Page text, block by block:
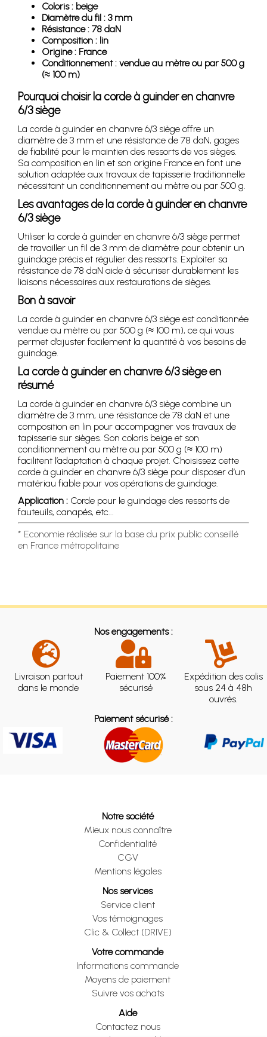
Coloris : beige
Diamètre du fil : 3 mm
Résistance : 78 daN
Composition : lin
Origine : France
Conditionnement : vendue au mètre ou par 500 g
(≈ 100 m)
Pourquoi choisir la corde à guinder en chanvre
6/3 siège
La corde à guinder en chanvre 6/3 siège offre un
diamètre de 3 mm et une résistance de 78 daN, gages
de fiabilité pour le maintien des ressorts de vos sièges.
Sa composition en lin et son origine France en font une
solution adaptée aux travaux de tapisserie traditionnelle
nécessitant un conditionnement au mètre ou par 500 g.
Les avantages de la corde à guinder en chanvre
6/3 siège
Utiliser la corde à guinder en chanvre 6/3 siège permet
de travailler un fil de 3 mm de diamètre pour obtenir un
guindage précis et régulier des ressorts. Exploiter sa
résistance de 78 daN aide à sécuriser durablement les
liaisons nécessaires aux restaurations de sièges.
Bon à savoir
La corde à guinder en chanvre 6/3 siège est conditionnée
vendue au mètre ou par 500 g (≈ 100 m), ce qui vous
permet d’ajuster facilement la quantité à vos besoins de
guindage.
La corde à guinder en chanvre 6/3 siège en
résumé
La corde à guinder en chanvre 6/3 siège combine un
diamètre de 3 mm, une résistance de 78 daN et une
composition en lin pour accompagner vos travaux de
tapisserie sur sièges. Son coloris beige et son
conditionnement au mètre ou par 500 g (≈ 100 m)
facilitent l’adaptation à chaque projet. Choisissez cette
corde à guinder en chanvre 6/3 siège pour disposer d’un
matériau fiable pour vos opérations de guindage.
Application : Corde pour le guindage des ressorts de
fauteuils, canapés, etc...
* Economie réalisée sur la base du prix public conseillé
en France métropolitaine
Nos engagements :
Livraison partout
dans le monde
Paiement 100%
sécurisé
Expédition des colis
sous 24 à 48h
ouvrés.
Paiement sécurisé :
Notre société
Mieux nous connaître
Confidentialité
CGV
Mentions légales
Nos services
Service client
Vos témoignages
Clic & Collect (DRIVE)
Votre commande
Informations commande
Moyens de paiement
Suivre vos achats
Aide
Contactez nous